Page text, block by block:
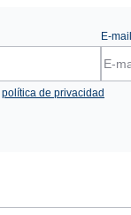
E-mail
política de privacidad